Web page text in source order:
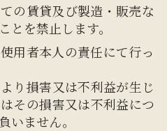
の賃貸及び製造・販売な
とを禁止します。
用者本人の責任にて行っ
り損害又は不利益が生じ
その損害又は不利益につ
いません。